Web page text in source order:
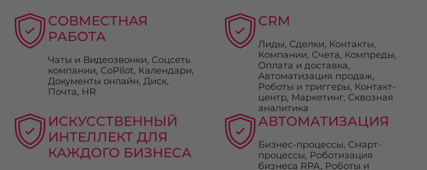
СОВМЕСТНАЯ
РАБОТА
Чаты и Видеозвонки, Соцсеть
компании, CoРilot, Календари,
Документы онлайн, Диск,
Почта, HR
CRM
Лиды, Сделки, Контакты,
Компании, Счета, Компреды,
Оплата и доставка,
Автоматизация продаж,
Роботы и триггеры, Контакт-
центр, Маркетинг, Сквозная
аналитика
ИСКУССТВЕННЫЙ
ИНТЕЛЛЕКТ ДЛЯ
КАЖДОГО БИЗНЕСА
АВТОМАТИЗАЦИЯ
Бизнес-процессы, Смарт-
процессы, Роботизация
бизнеса RPA, Роботы и